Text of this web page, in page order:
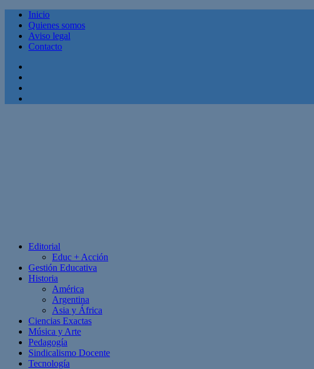
Inicio
Quienes somos
Aviso legal
Contacto
Editorial
Educ + Acción
Gestión Educativa
Historia
América
Argentina
Asia y África
Ciencias Exactas
Música y Arte
Pedagogía
Sindicalismo Docente
Tecnología